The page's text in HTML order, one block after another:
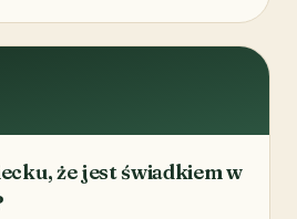
że jest świadkiem w